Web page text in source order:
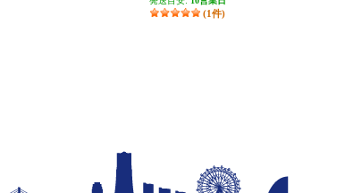
(1件)